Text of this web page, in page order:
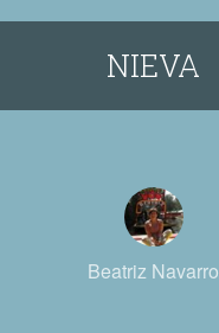
NIEVA
Beatriz Navarro